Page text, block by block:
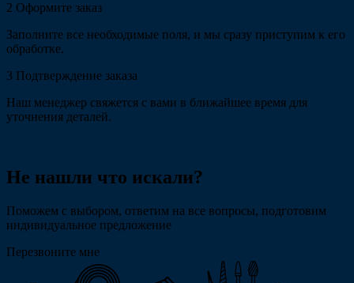
2 Оформите заказ
Заполните все необходимые поля, и мы сразу приступим к его
обработке.
3 Подтверждение заказа
Наш менеджер свяжется с вами в ближайшее время для
уточнения деталей.
Не нашли что искали?
Поможем с выбором, ответим на все вопросы, подготовим
индивидуальное предложение
Перезвоните мне